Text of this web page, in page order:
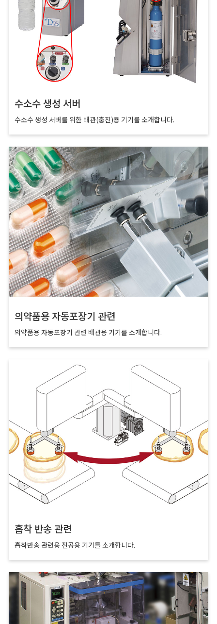
수소수 생성 서버
수소수 생성 서버를 위한 배관(충진)용 기기를 소개합니다.
의약품용 자동포장기 관련
의약품용 자동포장기 관련 배관용 기기를 소개합니다.
흡착 반송 관련
흡착반송 관련용 진공용 기기를 소개합니다.